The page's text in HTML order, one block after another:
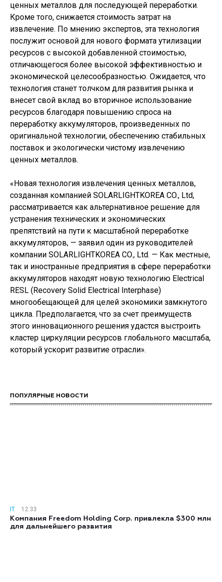
ценных металлов для последующей переработки.
Кроме того, снижается стоимость затрат на
извлечение. По мнению экспертов, эта технология
послужит основой для нового формата утилизации
ресурсов с высокой добавленной стоимостью,
отличающегося более высокой эффективностью и
экономической целесообразностью. Ожидается, что
технология станет толчком для развития рынка и
внесет свой вклад во вторичное использование
ресурсов благодаря повышению спроса на
переработку аккумуляторов, произведенных по
оригинальной технологии, обеспечению стабильных
поставок и экологически чистому извлечению
ценных металлов.
«Новая технология извлечения ценных металлов,
созданная компанией SOLARLIGHTKOREA CO., Ltd,
рассматривается как альтернативное решение для
устранения технических и экономических
препятствий на пути к масштабной переработке
аккумуляторов, — заявил один из руководителей
компании SOLARLIGHTKOREA CO., Ltd. — Как местные,
так и иностранные предприятия в сфере переработки
аккумуляторов находят новую технологию Electrical
RESL (Recovery Solid Electrical Interphase)
многообещающей для целей экономики замкнутого
цикла. Предполагается, что за счет преимуществ
этого инновационного решения удастся выстроить
кластер циркуляции ресурсов глобального масштаба,
который ускорит развитие отрасли».
ПОПУЛЯРНЫЕ НОВОСТИ
IT
12:33
Компания Freedom Holding Corp. привлекла $300 млн
для дальнейшего развития